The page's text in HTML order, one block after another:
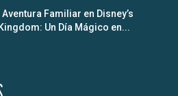
Familiar en Disney’s
Un Día Mágico en...